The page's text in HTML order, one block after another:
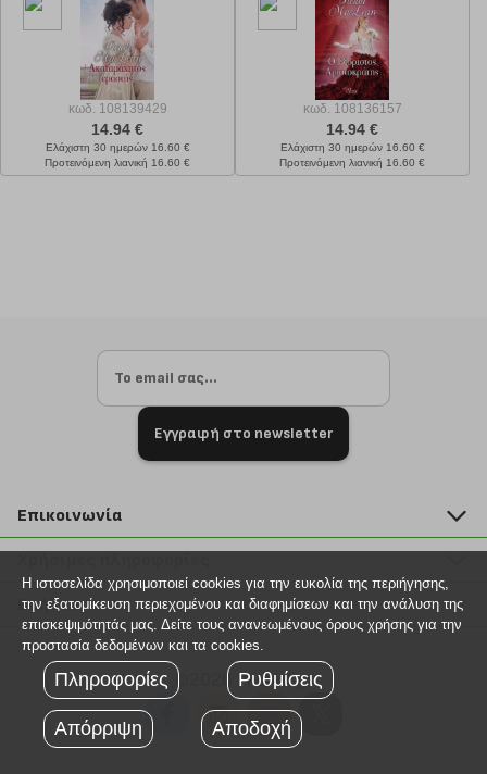
κωδ. 108139429
14.94 €
Ελάχιστη 30 ημερών 16.60 €
Προτεινόμενη λιανική 16.60 €
κωδ. 108136157
14.94 €
Ελάχιστη 30 ημερών 16.60 €
Προτεινόμενη λιανική 16.60 €
Εγγραφή στο newsletter
Επικοινωνία
211 2000 700
info@plus4u.gr
Η εταιρία
Σημεία παραλαβής
Ευκαιρίες καριέρας
Όροι χρήσης
Sitemap
Βοήθεια
Εξέλιξη παραγγελίας
Τρόποι παραγγελίας
Τρόποι πληρωμής
Τρόποι αποστολής
©2026 Plus4u.gr
Η ιστοσελίδα χρησιμοποιεί cookies για την ευκολία της περιήγησης,
την εξατομίκευση περιεχομένου και διαφημίσεων και την ανάλυση της
επισκεψιμότητάς μας. Δείτε τους ανανεωμένους όρους χρήσης για την
προστασία δεδομένων και τα cookies.
Πληροφορίες Ρυθμίσεις
Απόρριψη Αποδοχή